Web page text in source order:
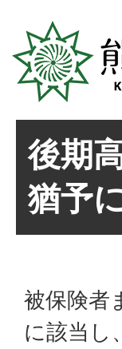
後期
猶予
被保険者
に該当し